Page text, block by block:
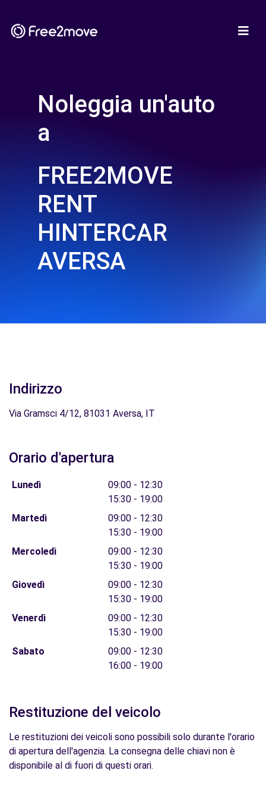
Noleggia un'auto
a
FREE2MOVE
RENT
HINTERCAR
AVERSA
Indirizzo
Via Gramsci 4/12, 81031 Aversa, IT
Orario d'apertura
Lunedì
09:00 - 12:30
15:30 - 19:00
Martedì
09:00 - 12:30
15:30 - 19:00
Mercoledì
09:00 - 12:30
15:30 - 19:00
Giovedì
09:00 - 12:30
15:30 - 19:00
Venerdì
09:00 - 12:30
15:30 - 19:00
Sabato
09:00 - 12:30
16:00 - 19:00
Restituzione del veicolo
Le restituzioni dei veicoli sono possibili solo durante l'orario
di apertura dell'agenzia. La consegna delle chiavi non è
disponibile al di fuori di questi orari.